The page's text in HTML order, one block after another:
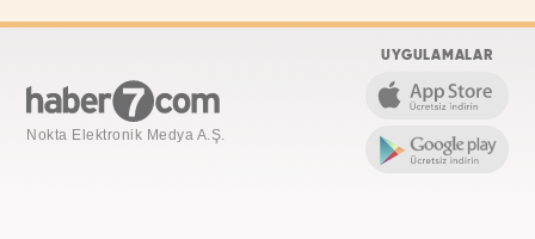
Nokta Elektronik Medya A.Ş.
UYGULAMALAR